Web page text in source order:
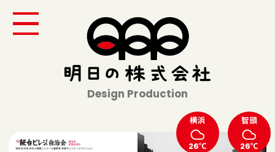
Design Production
横浜
26℃
智頭
26℃